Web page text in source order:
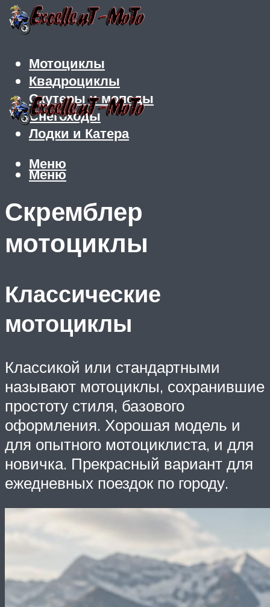
Мотоциклы
Квадроциклы
Скутеры и мопеды
Снегоходы
Лодки и Катера
Меню
Меню
Скремблер
мотоциклы
Классические
мотоциклы
Классикой или стандартными
называют мотоциклы, сохранившие
простоту стиля, базового
оформления. Хорошая модель и
для опытного мотоциклиста, и для
новичка. Прекрасный вариант для
ежедневных поездок по городу.